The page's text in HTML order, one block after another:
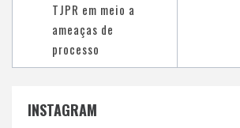
TJPR em meio a
ameaças de
processo
INSTAGRAM